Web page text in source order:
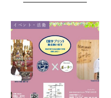
イベント・活動